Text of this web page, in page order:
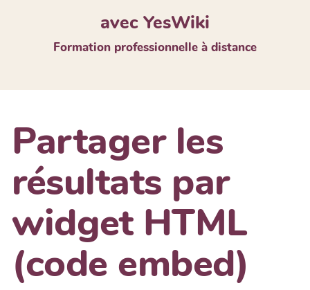
avec YesWiki
Formation professionnelle à distance
Partager les
résultats par
widget HTML
(code embed)